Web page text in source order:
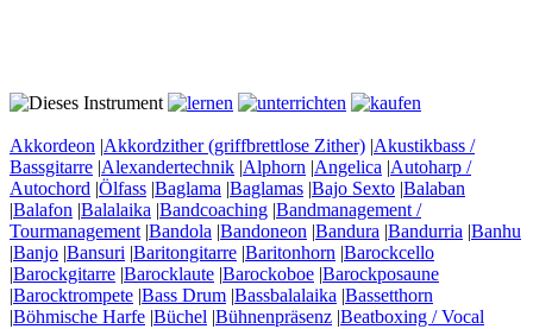
Akkordeon |Akkordzither (griffbrettlose Zither) |Akustikbass /
Bassgitarre |Alexandertechnik |Alphorn |Angelica |Autoharp /
Autochord |Ölfass |Baglama |Baglamas |Bajo Sexto |Balaban
|Balafon |Balalaika |Bandcoaching |Bandmanagement /
Tourmanagement|Bandola |Bandoneon |Bandura |Bandurria |Banhu
|Banjo |Bansuri |Baritongitarre |Baritonhorn |Barockcello
|Barockgitarre |Barocklaute |Barockoboe |Barockposaune
|Barocktrompete |Bass Drum |Bassbalalaika |Bassetthorn
|Böhmische Harfe |Büchel |Bühnenpräsenz |Beatboxing / Vocal